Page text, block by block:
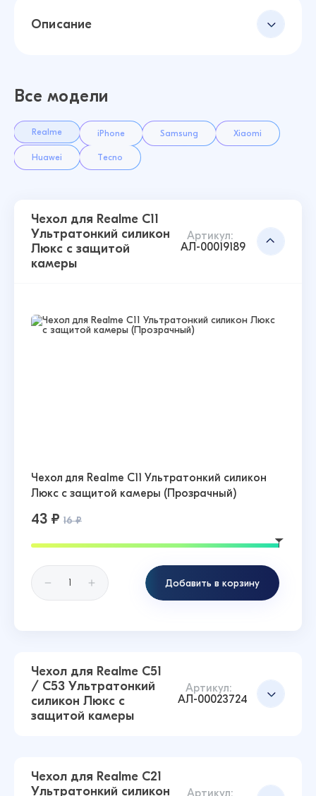
Описание
Все модели
Realme iPhone Samsung Xiaomi
Huawei Tecno
Чехол для Realme C11
Ультратонкий силикон
Люкс с защитой
камеры
Артикул:
АЛ-00019189
Чехол для Realme C11 Ультратонкий силикон
Люкс с защитой камеры (Прозрачный)
43 ₽ 16 ₽
Добавить в корзину
Чехол для Realme C51
/ C53 Ультратонкий
силикон Люкс с
защитой камеры
Артикул:
АЛ-00023724
Чехол для Realme C21
Ультратонкий силикон
Артикул: